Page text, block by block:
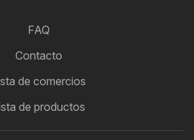
FAQ
Contacto
de comercios
de productos